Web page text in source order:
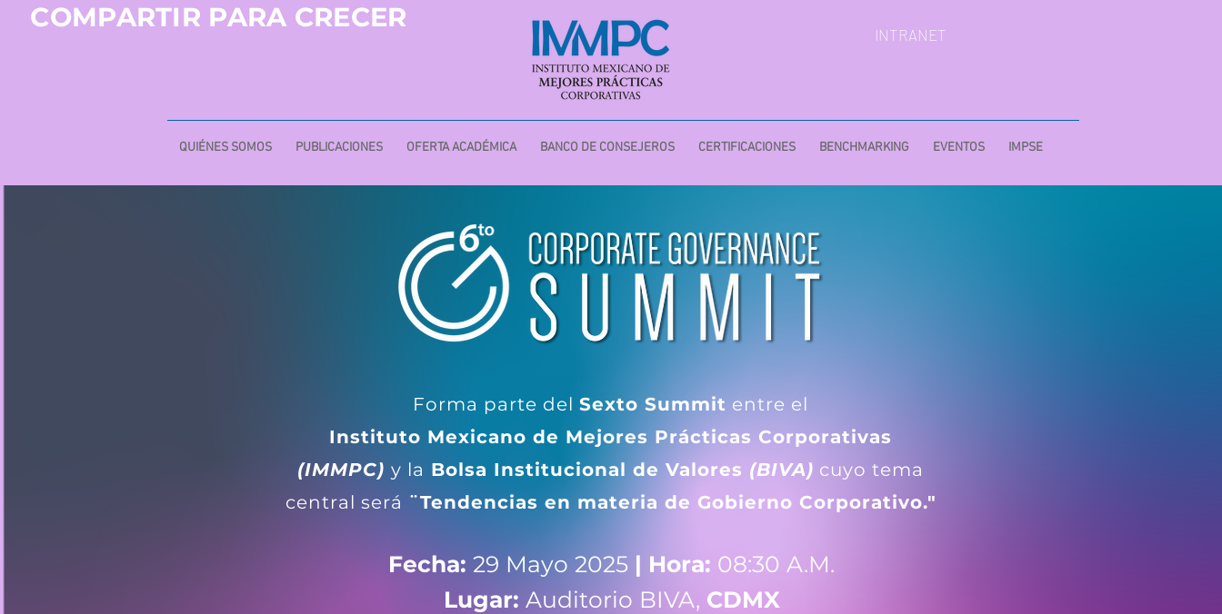
COMPARTIR PARA CRECER
INTRANET
QUIÉNES SOMOS PUBLICACIONES OFERTA ACADÉMICA BANCO DE CONSEJEROS CERTIFICACIONES BENCHMARKING EVENTOS IMPSE
Forma parte del Sexto Summit entre el
Instituto Mexicano de Mejores Prácticas Corporativas
(IMMPC) y la Bolsa Institucional de Valores (BIVA) cuyo tema
central será ¨Tendencias en materia de Gobierno Corporativo."
Fecha: 29 Mayo 2025 | Hora: 08:30 A.M.
Lugar: Auditorio BIVA, CDMX